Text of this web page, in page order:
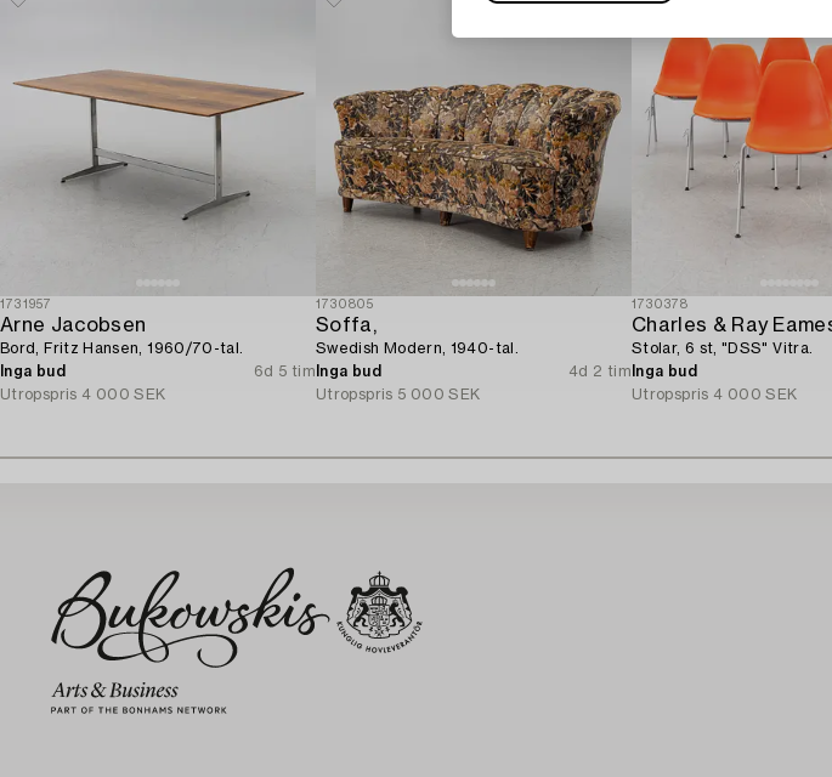
1731957
Arne Jacobsen
Bord, Fritz Hansen, 1960/70-tal.
Inga bud
6d 5 tim
Utropspris 4 000 SEK
1730805
Soffa,
Swedish Modern, 1940-tal.
Inga bud
4d 2 tim
Utropspris 5 000 SEK
1730378
Charles & Ray
Stolar, 6 st, "DSS" Vitra.
Inga bud
Utropspris 4 000 SEK